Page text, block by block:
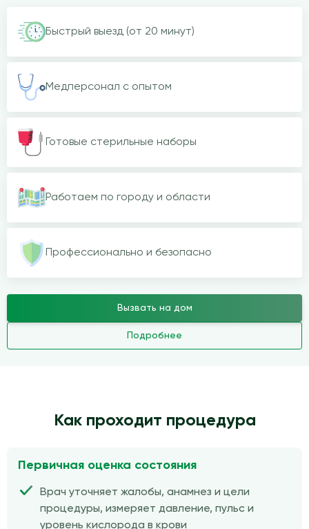
Быстрый выезд (от 20 минут)
Медперсонал с опытом
Готовые стерильные наборы
Работаем по городу и области
Профессионально и безопасно
Вызвать на дом
Подробнее
Как проходит процедура
Первичная оценка состояния
Врач уточняет жалобы, анамнез и цели
процедуры, измеряет давление, пульс и
уровень кислорода в крови